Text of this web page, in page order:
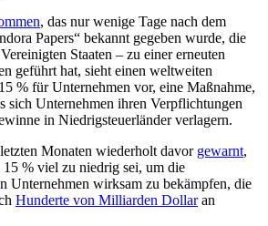
, das nur wenige Tage nach dem
Papers“ bekannt gegeben wurde, die
Staaten – zu einer erneuten
geführt hat, sieht einen weltweiten
% für Unternehmen vor, eine Maßnahme,
sich Unternehmen ihren Verpflichtungen
in Niedrigsteuerländer verlagern.
Monaten wiederholt davor gewarnt,
15 % viel zu niedrig sei, um die
Unternehmen wirksam zu bekämpfen, die
Hunderte von Milliarden Dollaran